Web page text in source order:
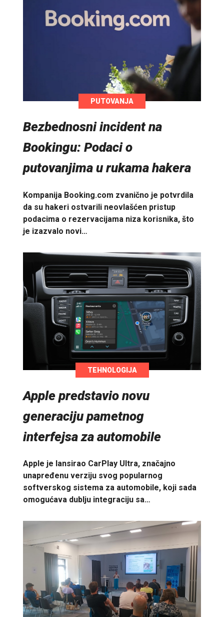
PUTOVANJA
Bezbednosni incident na
Bookingu: Podaci o
putovanjima u rukama hakera
Kompanija Booking.com zvanično je potvrdila
da su hakeri ostvarili neovlašćen pristup
podacima o rezervacijama niza korisnika, što
je izazvalo novi…
TEHNOLOGIJA
Apple predstavio novu
generaciju pametnog
interfejsa za automobile
Apple je lansirao CarPlay Ultra, značajno
unapređenu verziju svog popularnog
softverskog sistema za automobile, koji sada
omogućava dublju integraciju sa…